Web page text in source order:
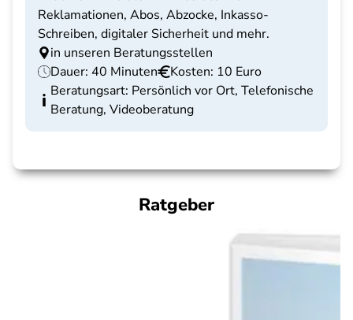
Reklamationen, Abos, Abzocke, Inkasso-
Schreiben, digitaler Sicherheit und mehr.
in unseren Beratungsstellen
Dauer: 40 Minuten
Kosten: 10 Euro
Beratungsart: Persönlich vor Ort, Telefonische
Beratung, Videoberatung
Ratgeber